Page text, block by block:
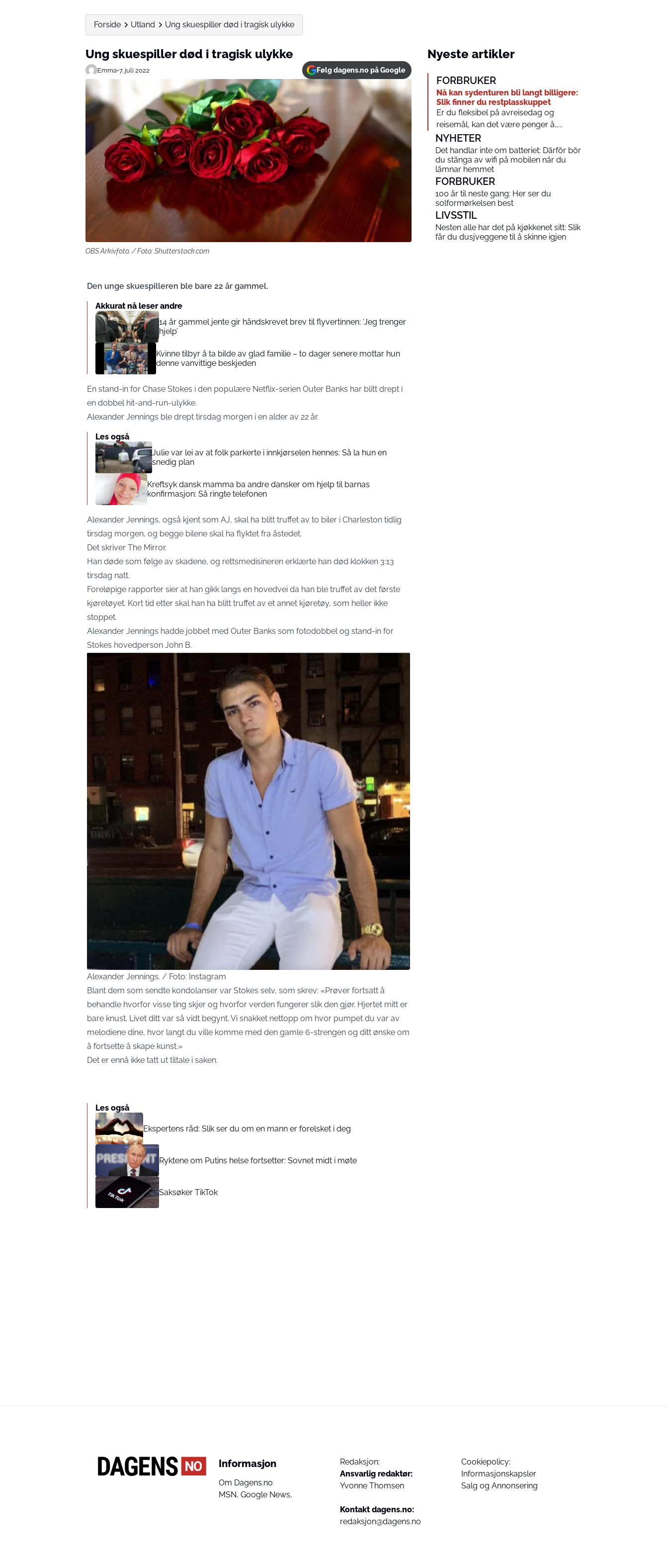
Forside Utland Ung skuespiller død i tragisk ulykke
Ung skuespiller død i tragisk ulykke
Emma•7. juli 2022 Følg dagens.no på Google
OBS Arkivfoto. / Foto: Shutterstock.com
Den unge skuespilleren ble bare 22 år gammel.
Akkurat nå leser andre
14 år gammel jente gir håndskrevet brev til flyvertinnen: ‘Jeg trenger
hjelp’
Kvinne tilbyr å ta bilde av glad familie – to dager senere mottar hun
denne vanvittige beskjeden
En stand-in for Chase Stokes i den populære Netflix-serien Outer Banks har blitt drept i
en dobbel hit-and-run-ulykke.
Alexander Jennings ble drept tirsdag morgen i en alder av 22 år.
Les også
Julie var lei av at folk parkerte i innkjørselen hennes: Så la hun en
snedig plan
Kreftsyk dansk mamma ba andre dansker om hjelp til barnas
konfirmasjon: Så ringte telefonen
Alexander Jennings, også kjent som AJ, skal ha blitt truffet av to biler i Charleston tidlig
tirsdag morgen, og begge bilene skal ha flyktet fra åstedet.
Det skriver The Mirror.
Han døde som følge av skadene, og rettsmedisineren erklærte han død klokken 3:13
tirsdag natt.
Foreløpige rapporter sier at han gikk langs en hovedvei da han ble truffet av det første
kjøretøyet. Kort tid etter skal han ha blitt truffet av et annet kjøretøy, som heller ikke
stoppet.
Alexander Jennings hadde jobbet med Outer Banks som fotodobbel og stand-in for
Stokes hovedperson John B.
Alexander Jennings. / Foto: Instagram
Blant dem som sendte kondolanser var Stokes selv, som skrev: «Prøver fortsatt å
behandle hvorfor visse ting skjer og hvorfor verden fungerer slik den gjør. Hjertet mitt er
bare knust. Livet ditt var så vidt begynt. Vi snakket nettopp om hvor pumpet du var av
melodiene dine, hvor langt du ville komme med den gamle 6-strengen og ditt ønske om
å fortsette å skape kunst.»
Det er ennå ikke tatt ut tiltale i saken.
Les også
Ekspertens råd: Slik ser du om en mann er forelsket i deg
Ryktene om Putins helse fortsetter: Sovnet midt i møte
Saksøker TikTok
Nyeste artikler
FORBRUKER
Nå kan sydenturen bli langt billigere:
Slik finner du restplasskuppet
Er du fleksibel på avreisedag og
reisemål, kan det være penger å…...
NYHETER
Det handlar inte om batteriet: Därför bör
du stänga av wifi på mobilen när du
lämnar hemmet
FORBRUKER
100 år til neste gang: Her ser du
solformørkelsen best
LIVSSTIL
Nesten alle har det på kjøkkenet sitt: Slik
får du dusjveggene til å skinne igjen
Informasjon
Om Dagens.no
MSN, Google News,
Redaksjon:
Ansvarlig redaktør:
Yvonne Thomsen
Kontakt dagens.no:
redaksjon@dagens.no
Cookiepolicy:
Informasjonskapsler
Salg og Annonsering